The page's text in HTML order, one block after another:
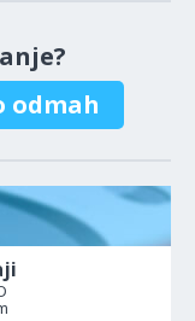
odmah